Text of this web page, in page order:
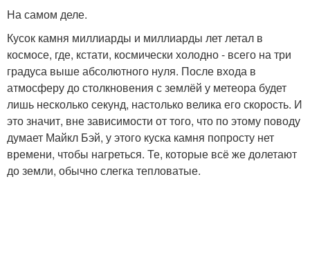
На самом деле.
Кусок камня миллиарды и миллиарды лет летал в
космосе, где, кстати, космически холодно - всего на три
градуса выше абсолютного нуля. После входа в
атмосферу до столкновения с землёй у метеора будет
лишь несколько секунд, настолько велика его скорость. И
это значит, вне зависимости от того, что по этому поводу
думает Майкл Бэй, у этого куска камня попросту нет
времени, чтобы нагреться. Те, которые всё же долетают
до земли, обычно слегка тепловатые.